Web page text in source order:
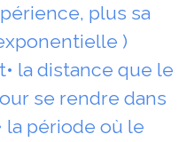
plus sa
)
la distance que le
se rendre dans
la période où le